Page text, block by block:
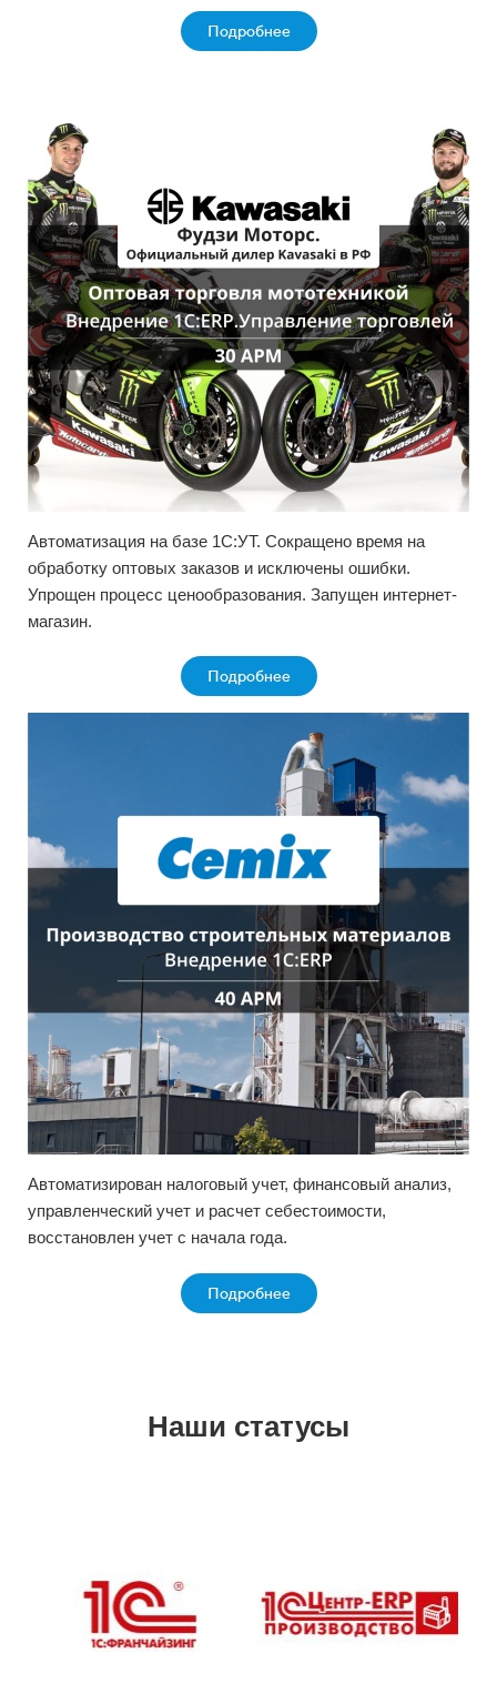
Подробнее
Автоматизация на базе 1С:УТ. Сокращено время на
обработку оптовых заказов и исключены ошибки.
Упрощен процесс ценообразования. Запущен интернет-
магазин.
Подробнее
Автоматизирован налоговый учет, финансовый анализ,
управленческий учет и расчет себестоимости,
восстановлен учет с начала года.
Подробнее
Наши статусы